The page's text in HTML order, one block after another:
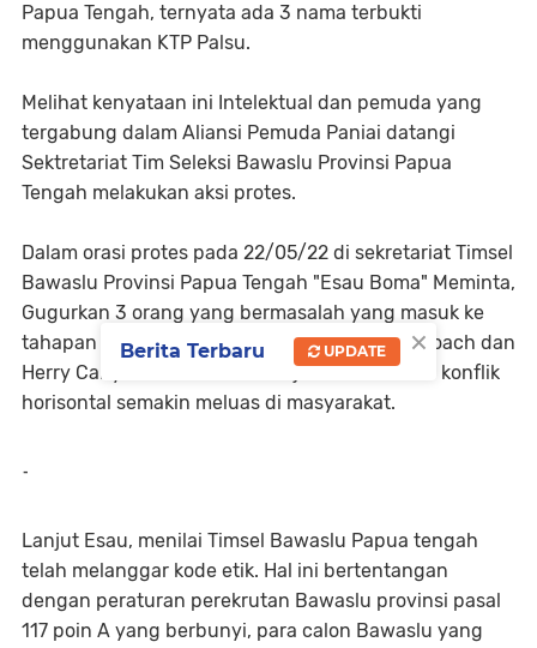
Papua Tengah, ternyata ada 3 nama terbukti
menggunakan KTP Palsu.
Melihat kenyataan ini Intelektual dan pemuda yang
tergabung dalam Aliansi Pemuda Paniai datangi
Sektretariat Tim Seleksi Bawaslu Provinsi Papua
Tengah melakukan aksi protes.
Dalam orasi protes pada 22/05/22 di sekretariat Timsel
Bawaslu Provinsi Papua Tengah "Esau Boma" Meminta,
Gugurkan 3 orang yang bermasalah yang masuk ke
tahapan 20 besar seperti: "Ronal Michael Manoach dan
Herry Cahyono, karena bisa saja menimbulkan konflik
horisontal semakin meluas di masyarakat.
-
Lanjut Esau, menilai Timsel Bawaslu Papua tengah
telah melanggar kode etik. Hal ini bertentangan
dengan peraturan perekrutan Bawaslu provinsi pasal
117 poin A yang berbunyi, para calon Bawaslu yang
×
Berita Terbaru UPDATE